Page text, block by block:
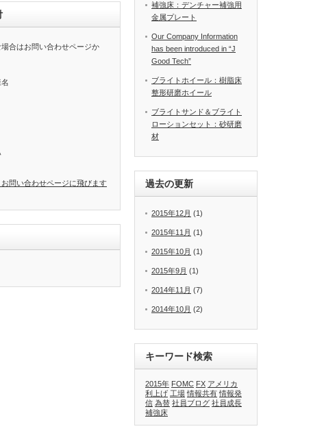
合はお問い合わせページか
問い合わせページに飛びます
補強床：デンチャー補強用
金属プレート
Our Company Information
has been introduced in “J
Good Tech”
ブライトホイール：樹脂床
整形研磨ホイール
ブライトサンド＆ブライト
ローションセット：砂研磨
材
過去の更新
2015年12月 (1)
2015年11月 (1)
2015年10月 (1)
2015年9月 (1)
2014年11月 (7)
2014年10月 (2)
キーワード検索
2015年 FOMC FX アメリカ
利上げ 工場 情報共有 情報発
信 為替 社員ブログ 社員成長
補強床